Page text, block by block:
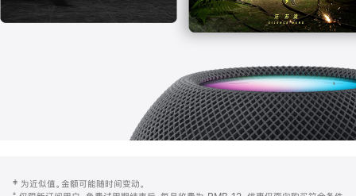
页
注
‡ 为近似值。金额可能随时间变动。